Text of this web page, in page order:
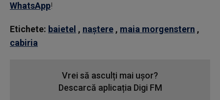
WhatsApp!
Etichete: baietel , naștere , maia morgenstern ,
cabiria
Vrei să asculți mai ușor?
Descarcă aplicația Digi FM